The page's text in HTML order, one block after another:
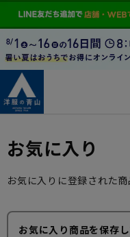
お気に入り
お気に入りに登録された商
お気に入り商品を保存